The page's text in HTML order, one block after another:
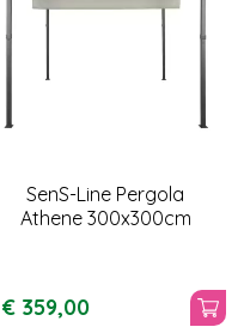
SenS-Line Pergola
Athene 300x300cm
€ 359,00